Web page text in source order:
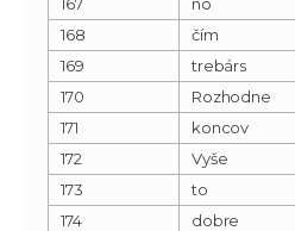
168
čím
169
trebárs
170
Rozhodne
171
koncov
172
Vyše
173
to
174
dobre